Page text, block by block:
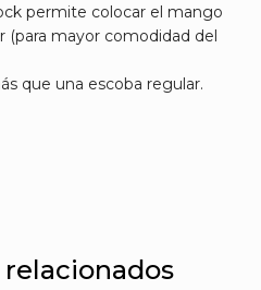
permite colocar el mango
(para mayor comodidad del
que una escoba regular.